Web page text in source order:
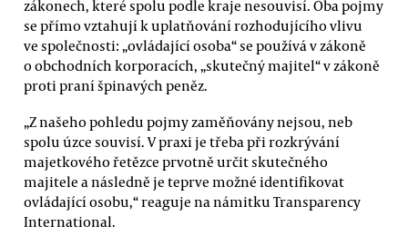
zákonech, které spolu podle kraje nesouvisí. Oba pojmy
se přímo vztahují k uplatňování rozhodujícího vlivu
ve společnosti: „ovládající osoba“ se používá v zákoně
o obchodních korporacích, „skutečný majitel“ v zákoně
proti praní špinavých peněz.
„Z našeho pohledu pojmy zaměňovány nejsou, neb
spolu úzce souvisí. V praxi je třeba při rozkrývání
majetkového řetězce prvotně určit skutečného
majitele a následně je teprve možné identifikovat
ovládající osobu,“ reaguje na námitku Transparency
International.